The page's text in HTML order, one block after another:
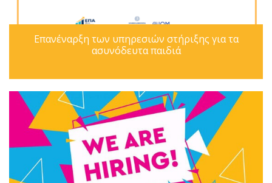
Επανέναρξη των υπηρεσιών στήριξης για τα
ασυνόδευτα παιδιά